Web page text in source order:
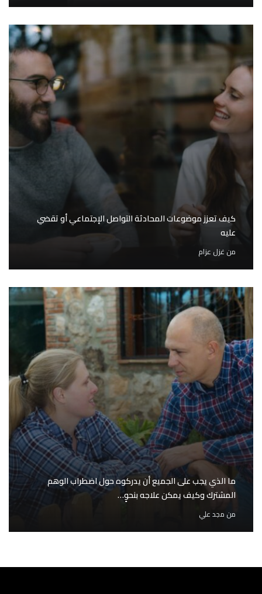
كيف تعزز موضوعات المحادثة التواصل الإجتماعي أو تقضي
عليه
من غزل عزام
ما الذي يجب على الجميع أن يدركوه حول اضطراب الوهم
المشترك وكيف يمكن علاجه بنحوٍ…
من مجد علي